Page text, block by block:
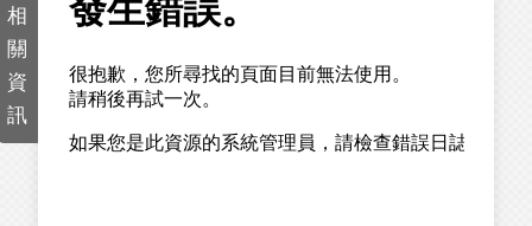
相
關
資
訊